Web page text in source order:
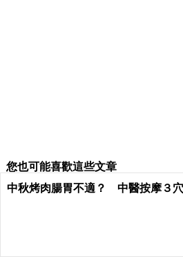
您也可能喜歡這些文章
中秋烤肉腸胃不適？ 中醫按摩３